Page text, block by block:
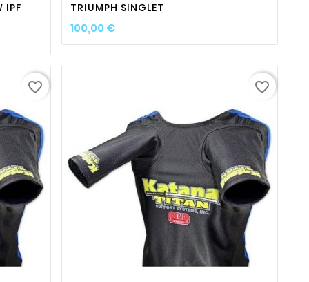
IPF TRIUMPH SINGLET
100,00 €Prix
favorite_border favorite_border